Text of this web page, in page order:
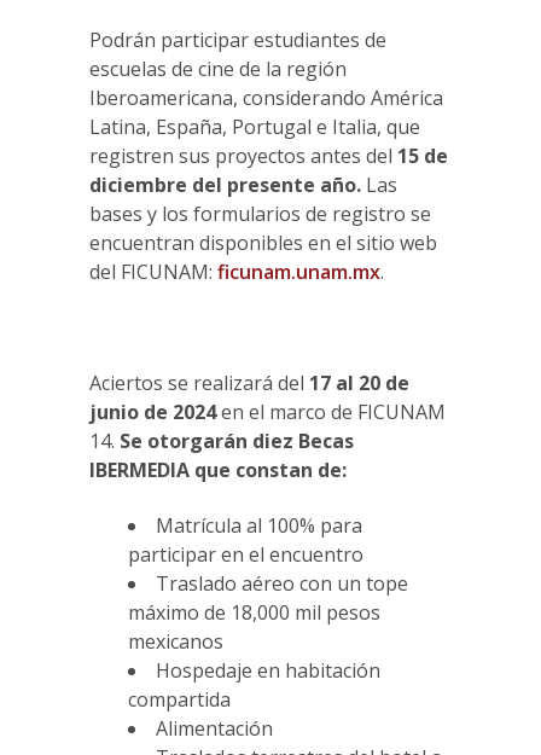
Podrán participar estudiantes de
escuelas de cine de la región
Iberoamericana, considerando América
Latina, España, Portugal e Italia, que
registren sus proyectos antes del 15 de
diciembre del presente año. Las
bases y los formularios de registro se
encuentran disponibles en el sitio web
del FICUNAM: ficunam.unam.mx.
Aciertos se realizará del 17 al 20 de
junio de 2024en el marco de FICUNAM
14. Se otorgarán diez Becas
IBERMEDIA que constan de:
Matrícula al 100% para
participar en el encuentro
Traslado aéreo con un tope
máximo de 18,000 mil pesos
mexicanos
Hospedaje en habitación
compartida
Alimentación